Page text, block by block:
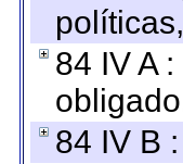
84 IV A
84 IV B